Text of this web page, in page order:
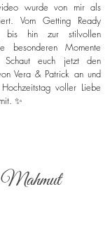
wurde von mir als
Vom Getting Ready
bis hin zur stilvollen
besonderen Momente
euch jetzt den
Vera & Patrick an und
voller Liebe
✨